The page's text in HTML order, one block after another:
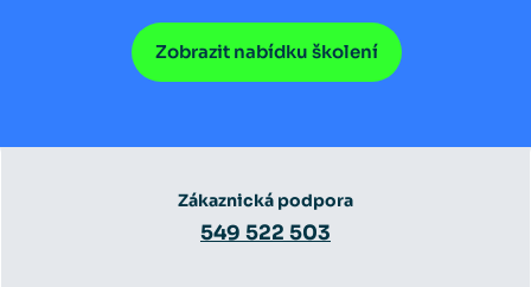
Zobrazit nabídku školení
Zákaznická podpora
549 522 503